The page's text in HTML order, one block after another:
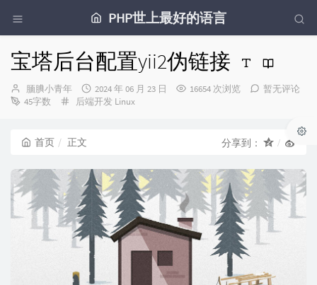
PHP世上最好的语言
宝塔后台配置yii2伪链接
博
主：
腼腆小青年
发
布
2024 年 06 月 23 日 16654 次浏览
暂无评论
45字数
分
后端开发 Linux
首页 正文 分享到：